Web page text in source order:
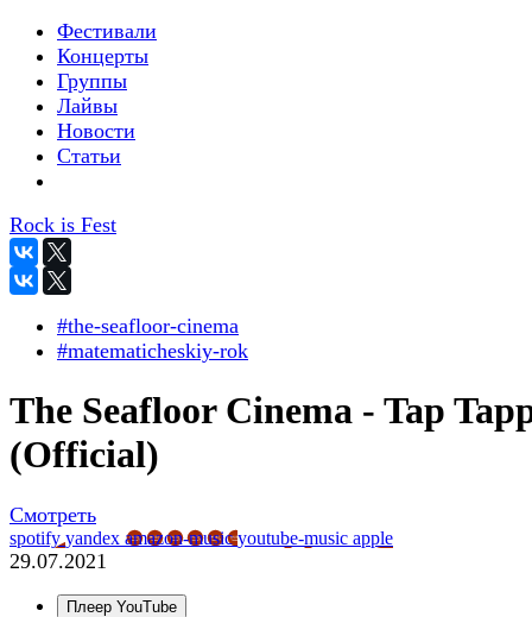
Фестивали
Концерты
Группы
Лайвы
Новости
Статьи
Rock is Fest
#the-seafloor-cinema
#matematicheskiy-rok
The Seafloor Cinema - Tap
(Official)
Смотреть
spotifyyandex amazon-musicyoutube-music apple
29.07.2021
Плеер YouTube